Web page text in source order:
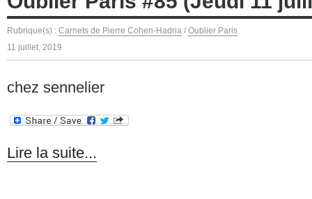
Rubrique(s) : Carnets de Pierre Cohen-Hadria / Oublier Paris
11 juillet, 2019
chez sennelier
Lire la suite...